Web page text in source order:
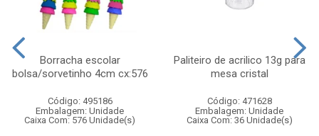
Borracha escolar
bolsa/sorvetinho 4cm cx:576
Código: 495186
Embalagem: Unidade
Caixa Com: 576 Unidade(s)
Paliteiro de acrilico 13g para
mesa cristal
Código: 471628
Embalagem: Unidade
Caixa Com: 36 Unidade(s)